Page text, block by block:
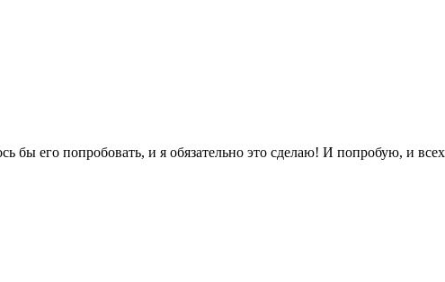
бы его попробовать, и я обязательно это сделаю! И попробую, и